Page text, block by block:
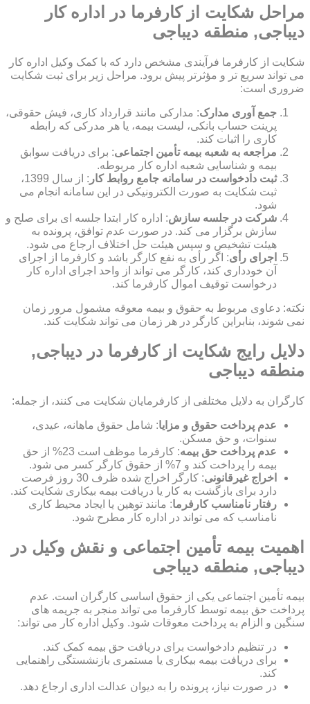
مراحل شکایت از کارفرما در اداره کار
دیباجی, منطقه دیباجی
شکایت از کارفرما فرآیندی مشخص دارد که با کمک وکیل اداره کار
می تواند سریع تر و مؤثرتر پیش برود. مراحل زیر برای ثبت شکایت
ضروری است:
جمع آوری مدارک: مدارکی مانند قرارداد کاری، فیش حقوقی،
پرینت حساب بانکی، لیست بیمه، یا هر مدرکی که رابطه
کاری را اثبات کند.
مراجعه به شعبه بیمه تأمین اجتماعی: برای دریافت سوابق
بیمه و شناسایی شعبه اداره کار مربوطه.
ثبت دادخواست در سامانه جامع روابط کار
: از سال 1399،
ثبت شکایت به صورت الکترونیکی در این سامانه انجام می
شود.
شرکت در جلسه سازش: اداره کار ابتدا جلسه ای برای صلح و
سازش برگزار می کند. در صورت عدم توافق، پرونده به
هیئت تشخیص و سپس هیئت حل اختلاف ارجاع می شود.
اجرای رأی: اگر رأی به نفع کارگر باشد و کارفرما از اجرای
آن خودداری کند، کارگر می تواند از واحد اجرای اداره کار
درخواست توقیف اموال کارفرما کند.
نکته: دعاوی مربوط به حقوق و بیمه معوقه مشمول مرور زمان
نمی شوند، بنابراین کارگر در هر زمان می تواند شکایت کند.
دلایل رایج شکایت از کارفرما در دیباجی,
منطقه دیباجی
کارگران به دلایل مختلفی از کارفرمایان شکایت می کنند، از جمله:
عدم پرداخت حقوق و مزایا: شامل حقوق ماهانه، عیدی،
سنوات، و حق مسکن.
عدم پرداخت حق بیمه
: کارفرما موظف است 23% از حق
بیمه را پرداخت کند و 7% از حقوق کارگر کسر می شود.
اخراج غیرقانونی
: کارگر اخراج شده ظرف 30 روز فرصت
دارد برای بازگشت به کار یا دریافت بیمه بیکاری شکایت کند.
رفتار نامناسب کارفرما: مانند توهین یا ایجاد محیط کاری
نامناسب که می تواند در اداره کار مطرح شود.
اهمیت بیمه تأمین اجتماعی و نقش وکیل در
دیباجی, منطقه دیباجی
بیمه تأمین اجتماعی یکی از حقوق اساسی کارگران است. عدم
پرداخت حق بیمه توسط کارفرما می تواند منجر به جریمه های
سنگین و الزام به پرداخت معوقات شود. وکیل اداره کار می تواند:
در تنظیم دادخواست برای دریافت حق بیمه کمک کند.
برای دریافت بیمه بیکاری یا مستمری بازنشستگی راهنمایی
کند.
در صورت نیاز، پرونده را به دیوان عدالت اداری ارجاع دهد.